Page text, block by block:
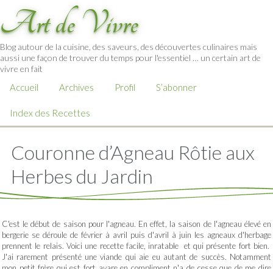
Art de Vivre
Blog autour de la cuisine, des saveurs, des découvertes culinaires mais
aussi une façon de trouver du temps pour l'essentiel … un certain art de
vivre en fait
Accueil Archives Profil S’abonner
Index des Recettes
Couronne d’Agneau Rôtie aux
Herbes du Jardin
C'est le début de saison pour l'agneau. En effet, la saison de l'agneau élevé en
bergerie se déroule de février à avril puis d'avril à juin les agneaux d'herbage
prennent le relais. Voici une recette facile, inratable et qui présente fort bien.
J'ai rarement présenté une viande qui aie eu autant de succès. Notamment